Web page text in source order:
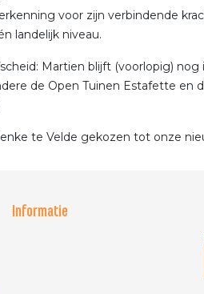
voor zijn verbindende
landelijk niveau.
Martien blijft (voorlopig)
de Open Tuinen Estafette en
te Velde gekozen tot onze
Informatie